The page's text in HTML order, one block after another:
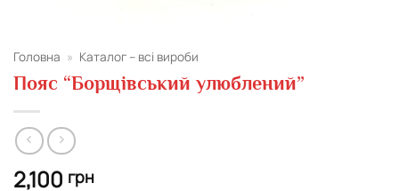
Головна » Каталог – всі вироби
Пояс “Борщівський улюблений”
2,100 грн